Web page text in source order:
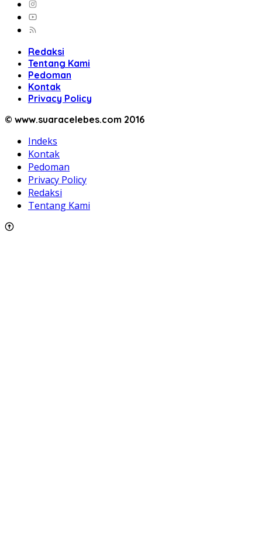
Redaksi
Tentang Kami
Pedoman
Kontak
Privacy Policy
© www.suaracelebes.com 2016
Indeks
Kontak
Pedoman
Privacy Policy
Redaksi
Tentang Kami